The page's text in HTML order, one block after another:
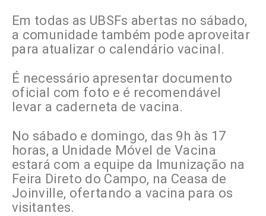
Em todas as UBSFs abertas no sábado,
a comunidade também pode aproveitar
para atualizar o calendário vacinal.
É necessário apresentar documento
oficial com foto e é recomendável
levar a caderneta de vacina.
No sábado e domingo, das 9h às 17
horas, a Unidade Móvel de Vacina
estará com a equipe da Imunização na
Feira Direto do Campo, na Ceasa de
Joinville, ofertando a vacina para os
visitantes.